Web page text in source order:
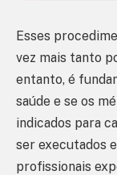
Esses
vez mais tanto
entanto, é
saúde e se os
indicados para
ser executados
profissionais